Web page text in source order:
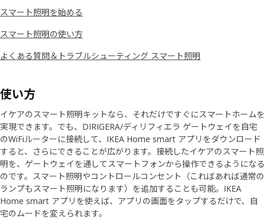
スマート照明を始める
スマート照明の使い方
よくある質問＆トラブルシューティング スマート照明
使い方
イケアのスマート照明キットなら、それだけですぐにスマートホームを
実現できます。でも、DIRIGERA/ディリフィエラ ゲートウェイを自宅
のWiFiルーターに接続して、IKEA Home smart アプリをダウンロード
すると、さらにできることが広がります。接続したイケアのスマート照
明を、ゲートウェイを通してスマートフォンから操作できるようになる
のです。スマート照明やコントロールコンセント（こればあれば通常の
ランプもスマート照明になります）を追加することも可能。IKEA
Home smart アプリを使えば、アプリの画面をタップするだけで、自
宅のムードを変えられます。